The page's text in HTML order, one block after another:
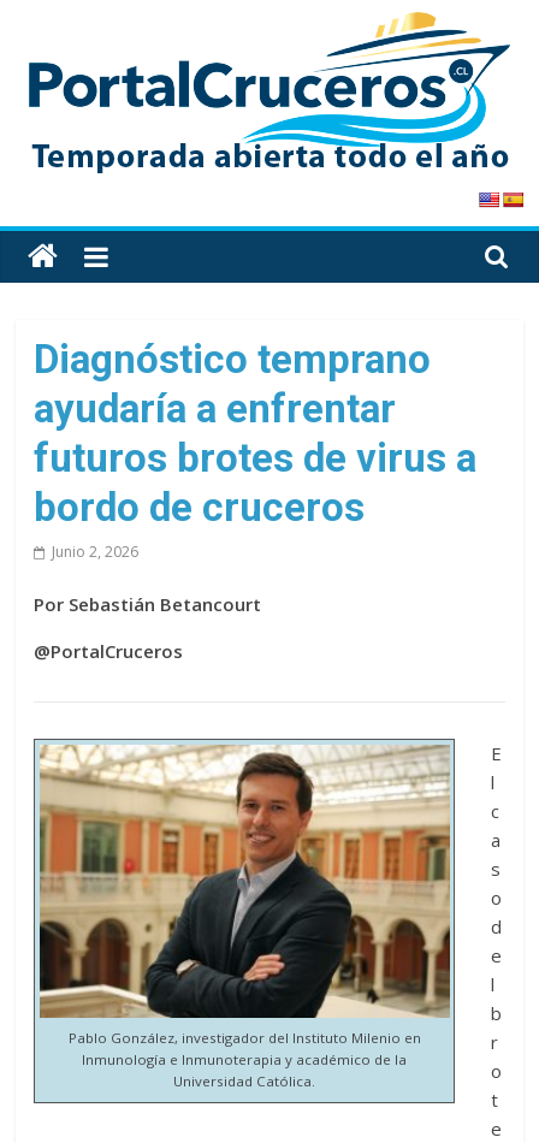
content
PortalCruceros
Toda
la
de
cruceros
en
un
solo
sitio
Diagnóstico temprano
ayudaría a enfrentar
futuros brotes de virus a
bordo de cruceros
Junio 2, 2026
Por Sebastián Betancourt
@PortalCruceros
Pablo González, investigador del Instituto Milenio en
Inmunología e Inmunoterapia y académico de la
Universidad Católica.
E
l
c
a
s
o
d
e
l
b
r
o
t
e